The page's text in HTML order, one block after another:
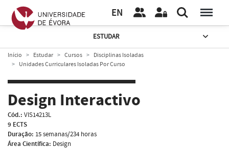
EN
ESTUDAR
Início Estudar Cursos
Disciplinas Isoladas
Unidades Curriculares Isoladas Por Curso
Design Interactivo
Cód.: VIS14213L
9 ECTS
Duração: 15 semanas/234 horas
Área Científica: Design